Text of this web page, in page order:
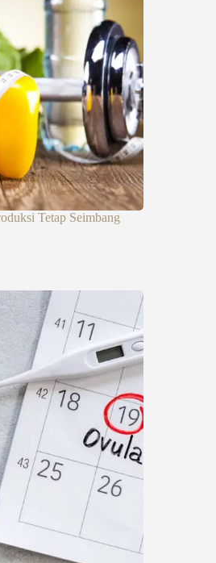
Tetap Seimbang